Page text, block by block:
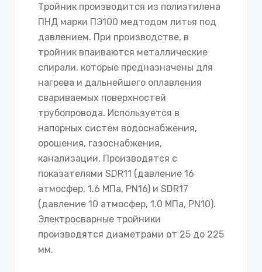
Тройник производится из полиэтилена
ПНД марки ПЭ100 медтодом литья под
давлением. При производстве, в
тройник впаиваются металлические
спирали, которые предназначены для
нагрева и дальнейшего оплавления
свариваемых поверхностей
трубопровода. Используется в
напорных систем водоснабжения,
орошения, газоснабжения,
канализации. Производятся с
показателями SDR11 (давление 16
атмосфер, 1.6 МПа, PN16) и SDR17
(давление 10 атмосфер, 1.0 МПа, PN10).
Электросварные тройники
производятся диаметрами от 25 до 225
мм.